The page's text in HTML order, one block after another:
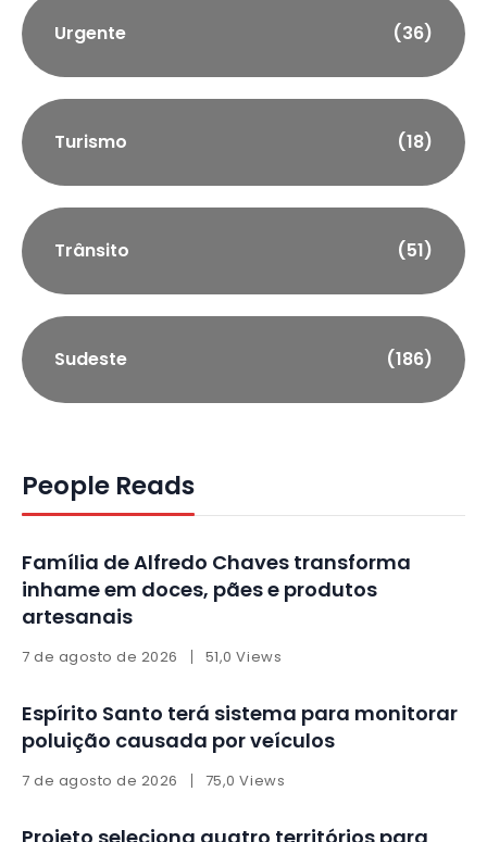
Urgente (36)
Turismo (18)
Trânsito (51)
Sudeste (186)
People Reads
Família de Alfredo Chaves transforma
inhame em doces, pães e produtos
artesanais
7 de agosto de 2026 51,0 Views
Espírito Santo terá sistema para monitorar
poluição causada por veículos
7 de agosto de 2026 75,0 Views